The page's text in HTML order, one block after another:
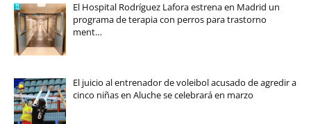
El Hospital Rodríguez Lafora estrena en Madrid un
programa de terapia con perros para trastorno
ment…
El juicio al entrenador de voleibol acusado de agredir a
cinco niñas en Aluche se celebrará en marzo